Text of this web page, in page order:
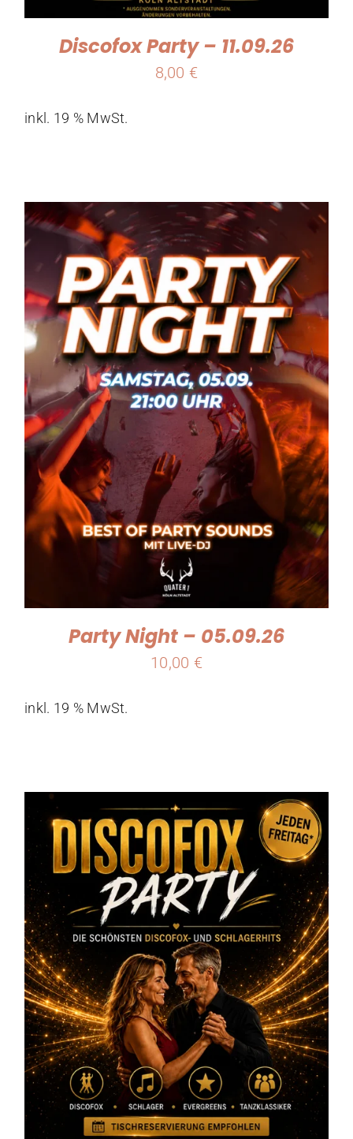
Discofox Party – 11.09.26
8,00€
inkl. 19 % MwSt.
Party Night – 05.09.26
10,00 €
inkl. 19 % MwSt.